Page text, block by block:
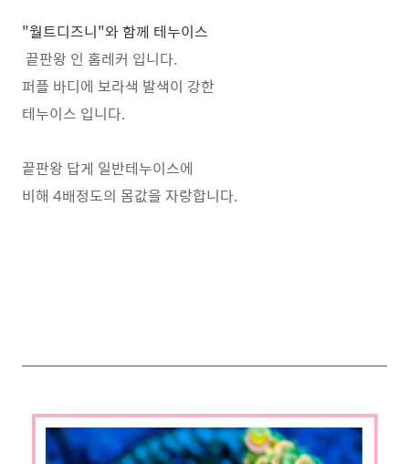
"월트디즈니"와 함께 테누이스
끝판왕 인 홈레커 입니다.
퍼플 바디에 보라색 발색이 강한
테누이스 입니다.
끝판왕 답게 일반테누이스에
비해 4배정도의 몸값을 자랑합니다.